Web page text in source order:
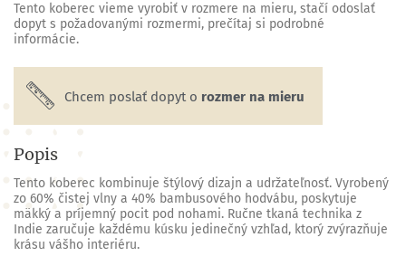
Tento koberec vieme vyrobiť v rozmere na mieru, stačí odoslať
dopyt s požadovanými rozmermi, prečítaj si podrobné
informácie.
Chcem poslať dopyt o rozmer na mieru
Popis
Tento koberec kombinuje štýlový dizajn a udržateľnosť. Vyrobený
zo 60% čistej vlny a 40% bambusového hodvábu, poskytuje
mäkký a príjemný pocit pod nohami. Ručne tkaná technika z
Indie zaručuje každému kúsku jedinečný vzhľad, ktorý zvýrazňuje
krásu vášho interiéru.